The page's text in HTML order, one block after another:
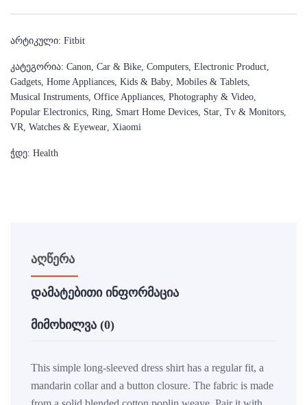
Არტიკული: Fitbit
Კატეგორია: Canon, Car & Bike, Computers, Electronic Product,
Gadgets, Home Appliances, Kids & Baby, Mobiles & Tablets,
Musical Instruments, Office Appliances, Photography & Video,
Popular Electronics, Ring, Smart Home Devices, Star, Tv & Monitors,
VR, Watches & Eyewear, Xiaomi
Ჭდე: Health
აღწერა
დამატებითი ინფორმაცია
მიმოხილვა (0)
This simple long-sleeved dress shirt has a regular fit, a
mandarin collar and a button closure. The fabric is made